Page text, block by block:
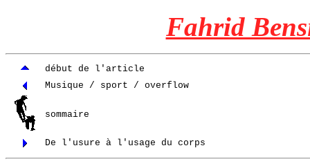
Fahrid
début de l'article
Musique / sport / overflow
sommaire
De l'usure à l'usage du corps